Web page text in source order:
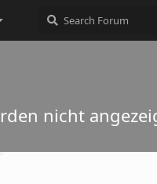
nicht